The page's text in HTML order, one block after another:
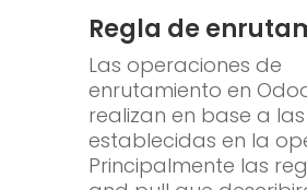
Regla de
Las operaciones de
enrutamiento en
realizan en base a
establecidas en la
Principalmente las